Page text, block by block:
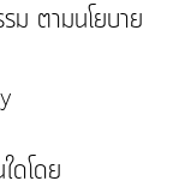
ม ตามนโยบาย
ดโดย